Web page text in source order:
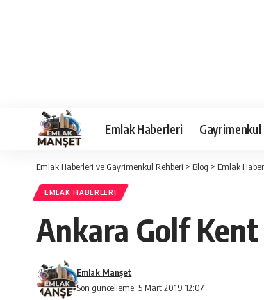
Emlak Haberleri Gayrimenkul
Emlak Haberleri ve Gayrimenkul Rehberi > Blog > Emlak
EMLAK HABERLERI
Ankara Golf
Son güncelleme: 5 Mart 2019 12:07
Emlak Manşet